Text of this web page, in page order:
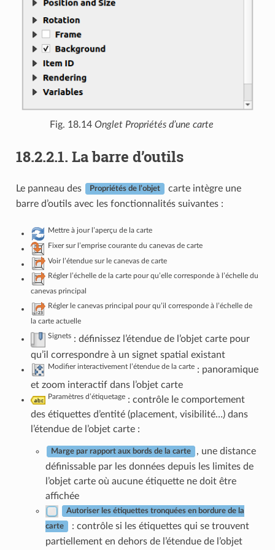
Fig. 18.14 Onglet Propriétés d’une carte
18.2.2.1. La barre d’outils
Le panneau des Propriétés de l’objet
carte intègre une
barre d’outils avec les fonctionnalités suivantes :
Mettre à jour l’aperçu de la carte
Fixer sur l’emprise courante du canevas de carte
Voir l’étendue sur le canevas de carte
Régler l’échelle de la carte pour qu’elle corresponde à l’échelle du
canevas principal
Régler le canevas principal pour qu’il corresponde à l’échelle de
la carte actuelle
Signets: définissez l’étendue de l’objet carte pour
qu’il correspondre à un signet spatial existant
Modifier interactivement l’étendue de la carte: panoramique
et zoom interactif dans l’objet carte
Paramètres d’étiquetage: contrôle le comportement
des étiquettes d’entité (placement, visibilité…) dans
l’étendue de l’objet carte :
Marge par rapport aux bords de la carte
, une distance
définissable par les données depuis les limites de
l’objet carte où aucune étiquette ne doit être
affichée
Autoriser les étiquettes tronquées en bordure de la
carte
: contrôle si les étiquettes qui se trouvent
partiellement en dehors de l’étendue de l’objet